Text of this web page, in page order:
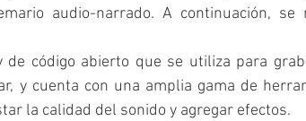
audio-narrado. A continuación, se
de código abierto que se utiliza para
y cuenta con una amplia gama de
la calidad del sonido y agregar efectos.